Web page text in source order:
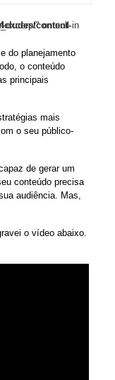
false infunctions.php
false infunctions.php
false infunctions.php
false infunctions.php
false infunctions.php
on null in
do planejamento
o conteúdo
principais
mais
o seu público-
de gerar um
conteúdo precisa
audiência. Mas,
o vídeo abaixo.